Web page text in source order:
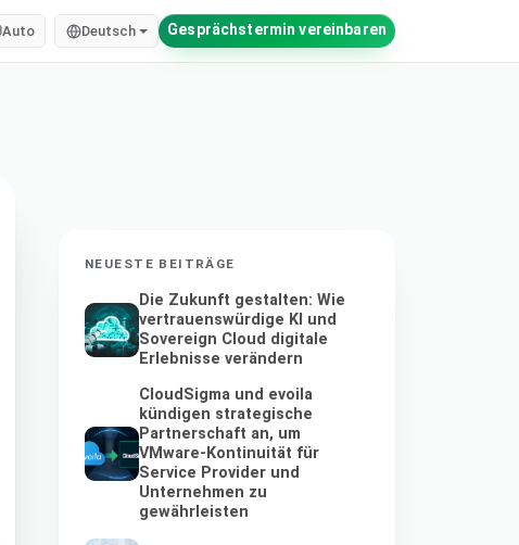
Auto Deutsch Gesprächstermin vereinbaren
NEUESTE BEITRÄGE
Die Zukunft gestalten: Wie
vertrauenswürdige KI und
Sovereign Cloud digitale
Erlebnisse verändern
CloudSigma und evoila
kündigen strategische
Partnerschaft an, um
VMware-Kontinuität für
Service Provider und
Unternehmen zu
gewährleisten